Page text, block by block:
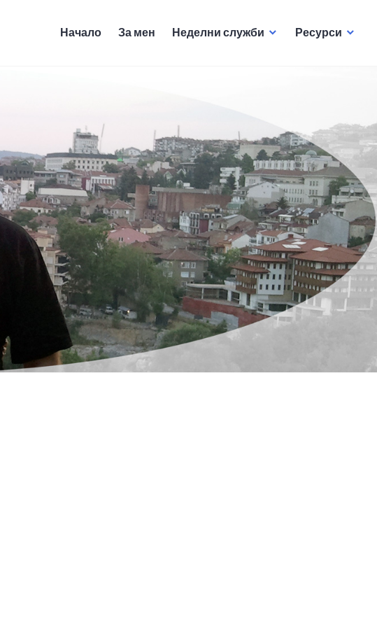
Начало За мен Неделни служби Ресурси